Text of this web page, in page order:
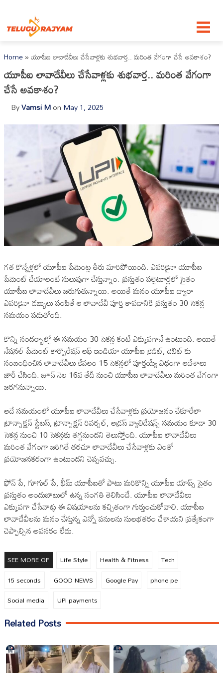
Home»యూపీఐ లావాదేవీలు చేసేవాళ్లకు శుభవార్త.. మరింత వేగంగా చేసే అవకాశం?
యూపీఐ లావాదేవీలు చేసేవాళ్లకు శుభవార్త.. మరింత వేగంగా
చేసే అవకాశం?
ByVamsi Mon May 1, 2025
గత కొన్నేళ్లలో యూపీఐ పేమెంట్ల తీరు మారిపోయింది. ఎవరికైనా యూపీఐ
పేమెంట్ చేయాలంటే సులువుగా చేస్తున్నాం. ప్రస్తుతం పల్లెటూర్లలో సైతం
యూపీఐ లావాదేవీలు జరుగుతున్నాయి. అయితే మనం యూపీఐ ద్వారా
ఎవరికైనా డబ్బులు పంపితే ఆ లావాదేవీ పూర్తి కావడానికి ప్రస్తుతం 30 సెకన్ల
సమయం పడుతోంది.
కొన్ని సందర్భాల్లో ఈ సమయం 30 సెకన్ల కంటే ఎక్కువగానే ఉంటుంది. అయితే
నేషనల్ పేమెంట్ కార్పొరేషన్ ఆఫ్ ఇండియా యూపీఐ క్రెడిట్, డెబిట్ కు
సంబంధించిన లావాదేవీలు కేవలం 15 సెకన్లలో పూర్తయ్యే విధంగా ఆదేశాలు
జారీ చేసింది. జూన్ నెల 16వ తేదీ నుంచి యూపీఐ లావాదేవీలు మరింత వేగంగా
జరగనున్నాయి.
అదే సమయంలో యూపీఐ లావాదేవీలు చేసేవాళ్లకు ప్రయోజనం చేకూరేలా
ట్రాన్సాక్షన్ స్టేటస్, ట్రాన్సాక్షన్ రివర్సల్, అడ్రస్ వ్యాలిడేషన్స్ సమయం కూడా 30
సెకన్ల నుంచి 10 సెకన్లకు తగ్గనుందని తెలుస్తోంది. యూపీఐ లావాదేవీలు
మరింత వేగంగా జరిగితే తరచూ లావాదేవీలు చేసేవాళ్లకు ఎంతో
ప్రయోజనకరంగా ఉంటుందని చెప్పవచ్చు.
ఫోన్ పే, గూగుల్ పే, భీమ్ యూపీఐతో పాటు మరికొన్ని యూపీఐ యాప్స్ సైతం
ప్రస్తుతం అందుబాటులో ఉన్న సంగతి తెలిసిందే. యూపీఐ లావాదేవీలు
ఎక్కువగా చేసేవాళ్లు ఈ విషయాలను కచ్చితంగా గుర్తుంచుకోవాలి. యూపీఐ
లావాదేవీలను మనం చేస్తున్న ఎన్నో పనులను సులభతరం చేశాయని ప్రత్యేకంగా
చెప్పాల్సిన అవసరం లేదు.
SEE MORE OF Life Style Health & Fitness
Tech
15 seconds
GOOD NEWS Google Pay
phone pe
Social media
UPI payments
Related Posts